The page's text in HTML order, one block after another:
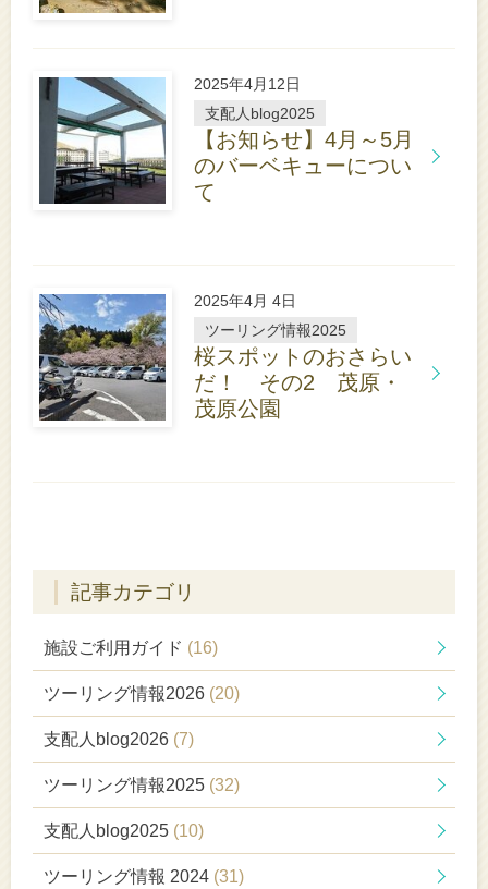
は
ら
2025年4月12日
支配人blog2025
【お知らせ】4月～5月
のバーベキューについ
て
は
ら
2025年4月 4日
ツーリング情報2025
桜スポットのおさらい
だ！ その2 茂原・
茂原公園
は
記事カテゴリ
施設ご利用ガイド (16)
ツーリング情報2026 (20)
支配人blog2026 (7)
ツーリング情報2025 (32)
支配人blog2025 (10)
ツーリング情報 2024 (31)